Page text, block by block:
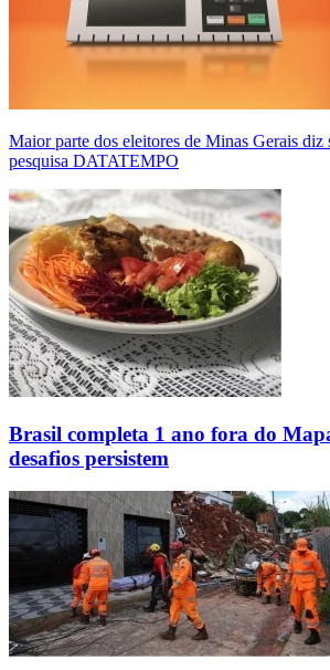
Maior parte dos eleitores de Minas Gerais diz
pesquisa DATATEMPO
Brasil completa 1 ano fora do
desafios persistem